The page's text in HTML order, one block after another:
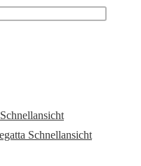
Schnellansicht
Schnellansicht